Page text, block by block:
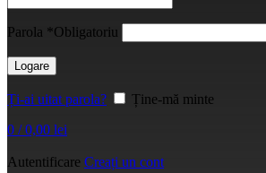
Parola *Obligatoriu
Logare
Ți-ai uitat parola?
Ține-mă minte
0 / 0,00 lei
Autentificare Creați un cont